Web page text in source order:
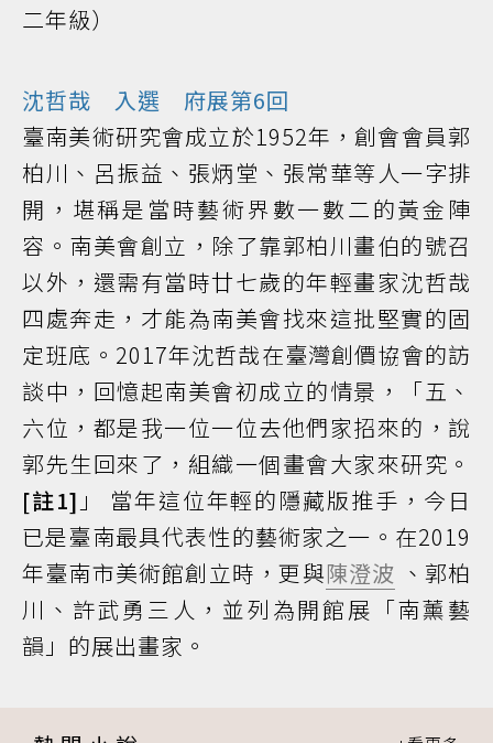
二年級）
沈哲哉 入選 府展第6回
臺南美術研究會成立於1952年，創會會員郭
柏川、呂振益、張炳堂、張常華等人一字排
開，堪稱是當時藝術界數一數二的黃金陣
容。南美會創立，除了靠郭柏川畫伯的號召
以外，還需有當時廿七歲的年輕畫家沈哲哉
四處奔走，才能為南美會找來這批堅實的固
定班底。2017年沈哲哉在臺灣創價協會的訪
談中，回憶起南美會初成立的情景，「五、
六位，都是我一位一位去他們家招來的，說
郭先生回來了，組織一個畫會大家來研究。
[註1] 」 當年這位年輕的隱藏版推手，今日
已是臺南最具代表性的藝術家之一。在2019
年臺南市美術館創立時，更與陳澄波 、郭柏
川、許武勇三人，並列為開館展「南薰藝
韻」的展出畫家。